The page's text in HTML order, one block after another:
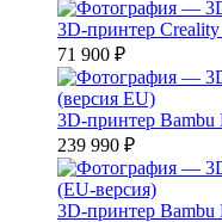
3D-принтер
71 900 ₽
3D-принтер Bambu
239 990 ₽
3D-принтер Bambu